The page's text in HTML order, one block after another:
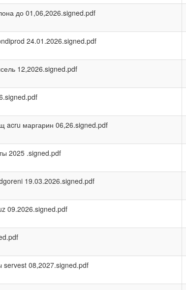
до 01,06,2026.signed.pdf
24.01.2026.signed.pdf
12,2026.signed.pdf
acru маргарин 06,26.signed.pdf
2025 .signed.pdf
19.03.2026.signed.pdf
09.2026.signed.pdf
servest 08,2027.signed.pdf